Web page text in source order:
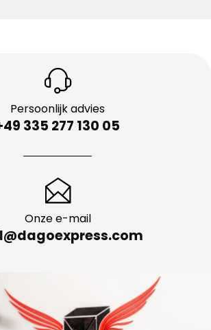
Persoonlijk advies
335 277 130 05
Onze e-mail